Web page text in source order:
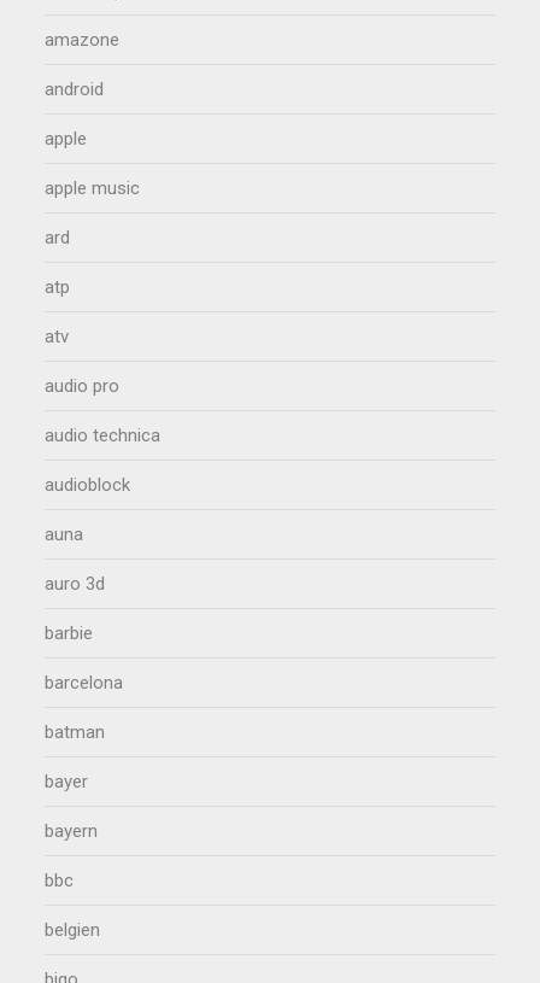
amazone
android
apple
apple music
ard
atp
atv
audio pro
audio technica
audioblock
auna
auro 3d
barbie
barcelona
batman
bayer
bayern
bbc
belgien